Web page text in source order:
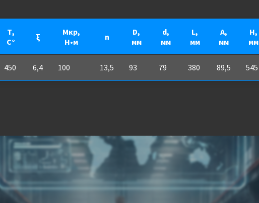
Т,
С°
ξ
Мкр,
Н•м
n
D,
мм
d,
мм
L,
мм
A,
мм
H,
мм
450 6,4 100 13,5 93 79 380 89,5 545